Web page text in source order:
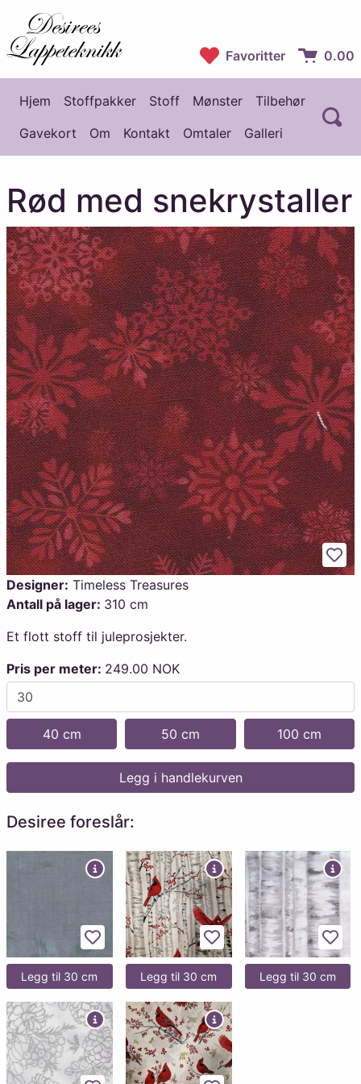
Desirees Lappeteknikk
Favoritter 0.00
Hovedmeny
Hjem Stoffpakker Stoff Mønster
Tilbehør
Gavekort
Om Kontakt Omtaler Galleri
Rød med snekrystaller
Designer: Timeless Treasures
Antall på lager: 310 cm
Et flott stoff til juleprosjekter.
Pris per meter: 249.00 NOK
40 cm 50 cm 100 cm
Legg i handlekurven
Desiree foreslår:
Legg til favoritter
Legg til 30 cm
Legg til favoritter
Legg til 30 cm Legg til 30 cm